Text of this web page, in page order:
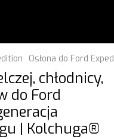
Osłona do Ford
chłodnicy,
do Ford
| Kolchuga®